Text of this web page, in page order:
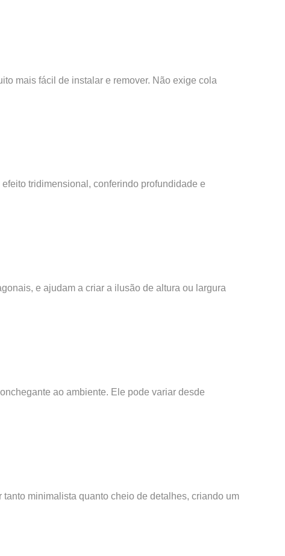
mais fácil de instalar e remover. Não exige cola
tridimensional, conferindo profundidade e
e ajudam a criar a ilusão de altura ou largura
ao ambiente. Ele pode variar desde
minimalista quanto cheio de detalhes, criando um